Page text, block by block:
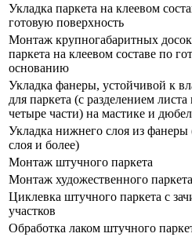
Укладка паркета на клеевом
готовую поверхность
Монтаж крупногабаритных досок
паркета на клеевом составе по
основанию
Укладка фанеры, устойчивой к
для паркета (с разделением листа
четыре части) на мастике и
Укладка нижнего слоя из фанеры
слоя и более)
Монтаж штучного паркета
Монтаж художественного паркета
Циклевка штучного паркета с
участков
Обработка лаком штучного